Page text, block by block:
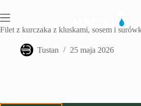
do
treści
Filet z kurczaka z kluskami, sosem i
Tustan 25 maja 2026